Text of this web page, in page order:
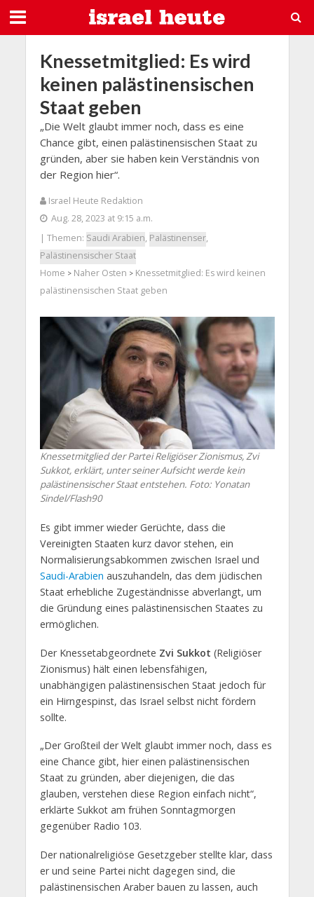
Knessetmitglied: Es wird
keinen palästinensischen
Staat geben
„Die Welt glaubt immer noch, dass es eine
Chance gibt, einen palästinensischen Staat zu
gründen, aber sie haben kein Verständnis von
der Region hier“.
Israel Heute Redaktion
Aug. 28, 2023 at 9:15 a.m.
| Themen: Saudi Arabien, Palästinenser,
Palästinensischer Staat
Home > Naher Osten > Knessetmitglied: Es wird keinen
palästinensischen Staat geben
Knessetmitglied der Partei Religiöser Zionismus, Zvi
Sukkot, erklärt, unter seiner Aufsicht werde kein
palästinensischer Staat entstehen. Foto: Yonatan
Sindel/Flash90
Es gibt immer wieder Gerüchte, dass die
Vereinigten Staaten kurz davor stehen, ein
Normalisierungsabkommen zwischen Israel und
Saudi-Arabien auszuhandeln, das dem jüdischen
Staat erhebliche Zugeständnisse abverlangt, um
die Gründung eines palästinensischen Staates zu
ermöglichen.
Der Knessetabgeordnete Zvi Sukkot (Religiöser
Zionismus) hält einen lebensfähigen,
unabhängigen palästinensischen Staat jedoch für
ein Hirngespinst, das Israel selbst nicht fördern
sollte.
„Der Großteil der Welt glaubt immer noch, dass es
eine Chance gibt, hier einen palästinensischen
Staat zu gründen, aber diejenigen, die das
glauben, verstehen diese Region einfach nicht“,
erklärte Sukkot am frühen Sonntagmorgen
gegenüber Radio 103.
Der nationalreligiöse Gesetzgeber stellte klar, dass
er und seine Partei nicht dagegen sind, die
palästinensischen Araber bauen zu lassen, auch